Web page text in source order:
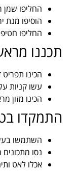
החליפו שמן
הוסיפו מנת
החליפו
תכננו
הכינו
עשו קניות
הכינו מזון
התמקדו
השתמשו
נסו
אכלו לאט